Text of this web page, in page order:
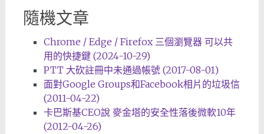
隨機文章
Chrome / Edge / Firefox 三個瀏覽器 可以共
用的快捷鍵 (2024-10-29)
PTT 大砍註冊中未通過帳號 (2017-08-01)
面對Google Groups和Facebook相片的垃圾信
(2011-04-22)
卡巴斯基CEO說 麥金塔的安全性落後微軟10年
(2012-04-26)